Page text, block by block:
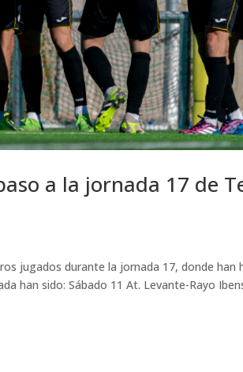
a la jornada 17 de
jugados durante la jornada 17, donde han
han sido: Sábado 11 At. Levante-Rayo